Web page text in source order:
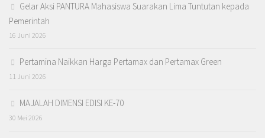
Gelar Aksi PANTURA Mahasiswa Suarakan Lima Tuntutan kepada
Pemerintah
16 Juni 2026
Pertamina Naikkan Harga Pertamax dan Pertamax Green
11 Juni 2026
MAJALAH DIMENSI EDISI KE-70
30 Mei 2026